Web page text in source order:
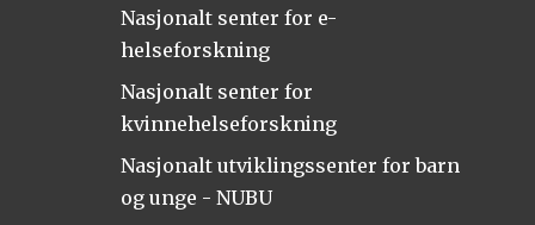
Nasjonalt senter for e-
helseforskning
Nasjonalt senter for
kvinnehelseforskning
Nasjonalt utviklingssenter for barn
og unge - NUBU